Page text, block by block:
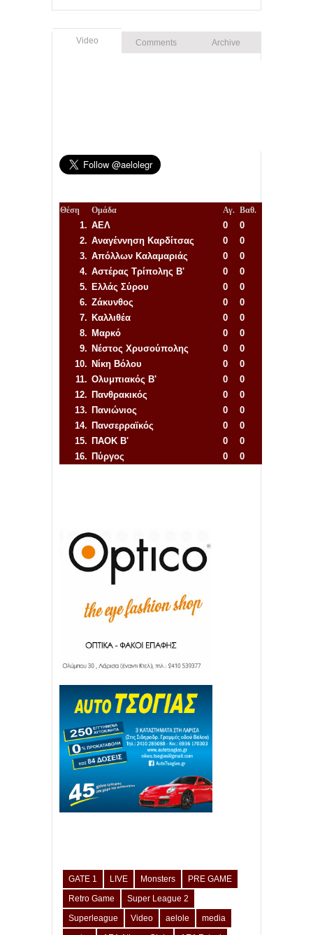
Video Comments Archive
Θέση Ομάδα Αγ. Βαθ.
1. ΑΕΛ 0
0
2. Αναγέννηση Καρδίτσας 0
0
3. Απόλλων Καλαμαριάς 0
0
4. Αστέρας Τρίπολης Β' 0
0
5. Ελλάς Σύρου 0
0
6. Ζάκυνθος 0
0
7. Καλλιθέα 0
0
8. Μαρκό 0
0
9. Νέστος Χρυσούπολης 0
0
10. Νίκη Βόλου 0
0
11. Ολυμπιακός Β' 0
0
12. Πανθρακικός 0
0
13. Πανιώνιος 0
0
14. Πανσερραϊκός 0
0
15. ΠΑΟΚ Β' 0
0
16. Πύργος 0
0
GATE 1 LIVE Monsters
PRE GAME
Retro Game
Super League 2
Superleague
Video aelole
media